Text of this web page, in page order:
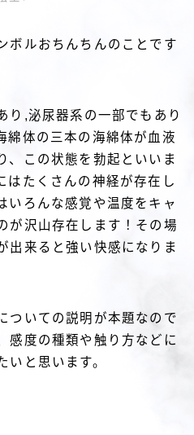
ボルおちんちんのことです
り,泌尿器系の一部でもあり
綿体の三本の海綿体が血液
、この状態を勃起といいま
はたくさんの神経が存在し
いろんな感覚や温度をキャ
が沢山存在します！その場
出来ると強い快感になりま
ついての説明が本題なので
感度の種類や触り方などに
いと思います。